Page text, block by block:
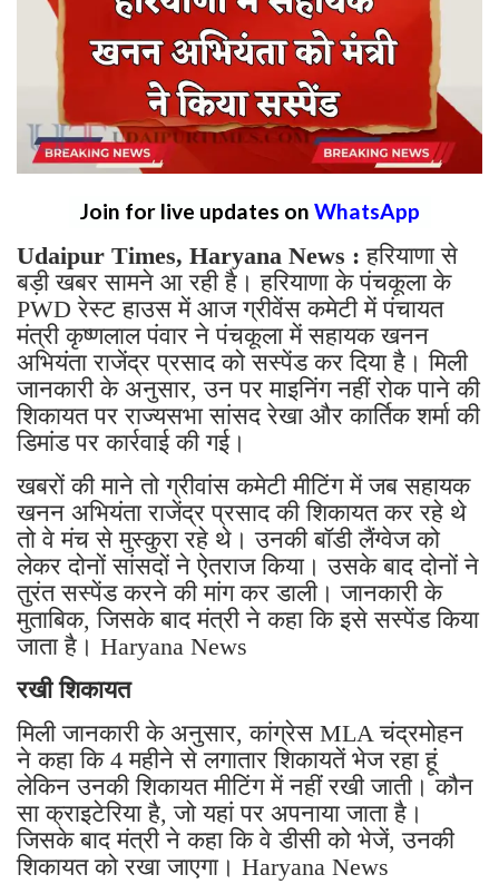
Join for live updates on WhatsApp
Udaipur Times, Haryana News : हरियाणा से
बड़ी खबर सामने आ रही है। हरियाणा के पंचकूला के
PWD रेस्ट हाउस में आज ग्रीवेंस कमेटी में पंचायत
मंत्री कृष्णलाल पंवार ने पंचकूला में सहायक खनन
अभियंता राजेंद्र प्रसाद को सस्पेंड कर दिया है। मिली
जानकारी के अनुसार, उन पर माइनिंग नहीं रोक पाने की
शिकायत पर राज्यसभा सांसद रेखा और कार्तिक शर्मा की
डिमांड पर कार्रवाई की गई।
खबरों की माने तो ग्रीवांस कमेटी मीटिंग में जब सहायक
खनन अभियंता राजेंद्र प्रसाद की शिकायत कर रहे थे
तो वे मंच से मुस्कुरा रहे थे। उनकी बॉडी लैंग्वेज को
लेकर दोनों सांसदों ने ऐतराज किया। उसके बाद दोनों ने
तुरंत सस्पेंड करने की मांग कर डाली। जानकारी के
मुताबिक, जिसके बाद मंत्री ने कहा कि इसे सस्पेंड किया
जाता है। Haryana News
रखी शिकायत
मिली जानकारी के अनुसार, कांग्रेस MLA चंद्रमोहन
ने कहा कि 4 महीने से लगातार शिकायतें भेज रहा हूं
लेकिन उनकी शिकायत मीटिंग में नहीं रखी जाती। कौन
सा क्राइटेरिया है, जो यहां पर अपनाया जाता है।
जिसके बाद मंत्री ने कहा कि वे डीसी को भेजें, उनकी
शिकायत को रखा जाएगा। Haryana News